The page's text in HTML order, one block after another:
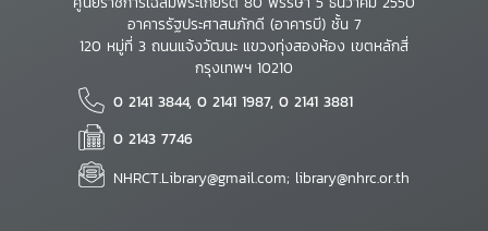
อาคารรัฐประศาสนภักดี (อาคารบี) ชั้น 7
120 หมู่ที่ 3 ถนนแจ้งวัฒนะ แขวงทุ่งสองห้อง เขตหลักสี่
กรุงเทพฯ 10210
0 2141 3844, 0 2141 1987, 0 2141 3881
0 2143 7746
NHRCT.Library@gmail.com; library@nhrc.or.th